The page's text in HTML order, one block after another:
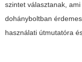
szintet választanak,
dohányboltban
használati útmutatóra